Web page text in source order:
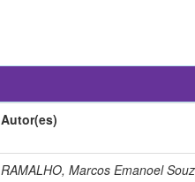
Autor(es)
RAMALHO, Marcos Emanoel